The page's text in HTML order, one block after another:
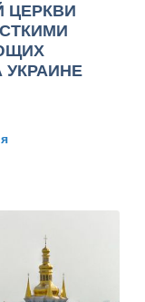
ЦЕРКВИ